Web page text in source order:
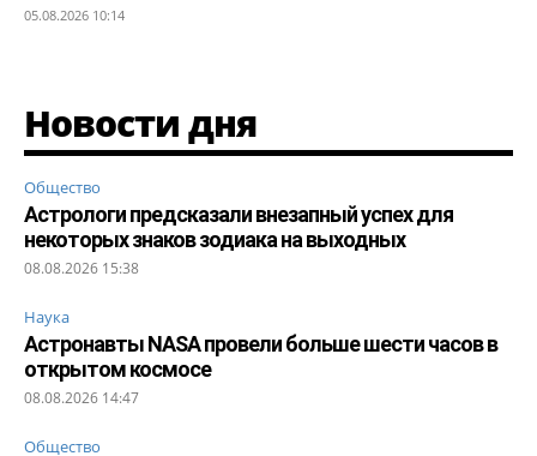
05.08.2026 10:14
Новости дня
Общество
Астрологи предсказали внезапный успех для
некоторых знаков зодиака на выходных
08.08.2026 15:38
Наука
Астронавты NASA провели больше шести часов в
открытом космосе
08.08.2026 14:47
Общество